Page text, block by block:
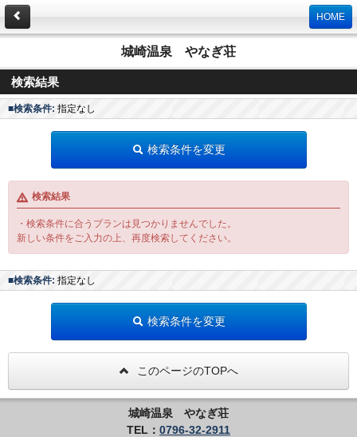
HOME
城崎温泉 やなぎ荘
検索結果
■検索条件: 指定なし
検索条件を変更
検索結果
・検索条件に合うプランは見つかりませんでした。
新しい条件をご入力の上、再度検索してください。
■検索条件: 指定なし
検索条件を変更
このページのTOPへ
城崎温泉 やなぎ荘
TEL： 0796-32-2911